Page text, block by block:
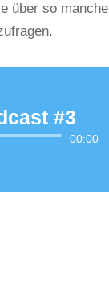
über so manche
#3
Audio-
00:00